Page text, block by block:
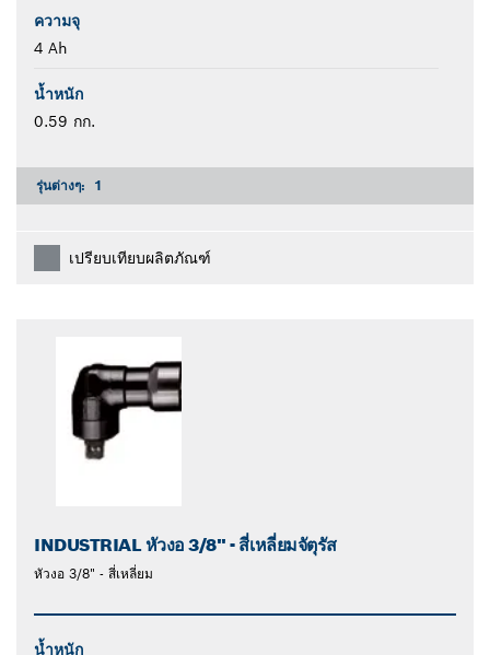
ความจุ
4 Ah
น้ำหนัก
0.59 กก.
รุ่นต่างๆ: 1
เปรียบเทียบผลิตภัณฑ์
INDUSTRIAL หัวงอ 3/8'' - สี่เหลี่ยมจัตุรัส
หัวงอ 3/8" - สี่เหลี่ยม
น้ำหนัก